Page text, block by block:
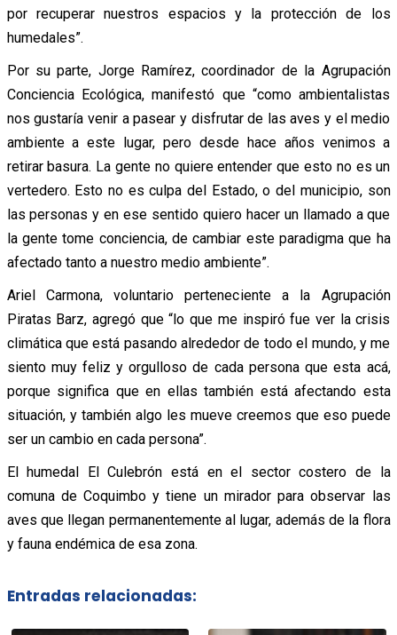
por recuperar nuestros espacios y la protección de los
humedales”.
Por su parte, Jorge Ramírez, coordinador de la Agrupación
Conciencia Ecológica, manifestó que “como ambientalistas
nos gustaría venir a pasear y disfrutar de las aves y el medio
ambiente a este lugar, pero desde hace años venimos a
retirar basura. La gente no quiere entender que esto no es un
vertedero. Esto no es culpa del Estado, o del municipio, son
las personas y en ese sentido quiero hacer un llamado a que
la gente tome conciencia, de cambiar este paradigma que ha
afectado tanto a nuestro medio ambiente”.
Ariel Carmona, voluntario perteneciente a la Agrupación
Piratas Barz, agregó que “lo que me inspiró fue ver la crisis
climática que está pasando alrededor de todo el mundo, y me
siento muy feliz y orgulloso de cada persona que esta acá,
porque significa que en ellas también está afectando esta
situación, y también algo les mueve creemos que eso puede
ser un cambio en cada persona”.
El humedal El Culebrón está en el sector costero de la
comuna de Coquimbo y tiene un mirador para observar las
aves que llegan permanentemente al lugar, además de la flora
y fauna endémica de esa zona.
Entradas relacionadas: